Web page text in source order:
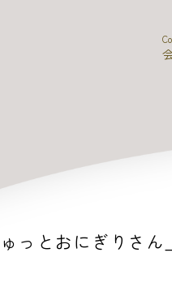
っとおにぎりさん